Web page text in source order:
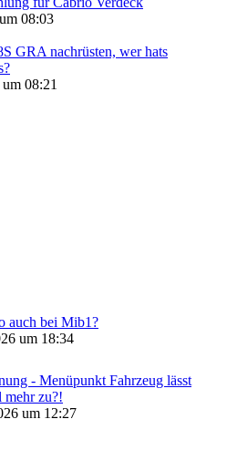
08:03
GRA nachrüsten, wer hats
08:21
auch bei Mib1?
um 18:34
- Menüpunkt Fahrzeug lässt
mehr zu?!
um 12:27